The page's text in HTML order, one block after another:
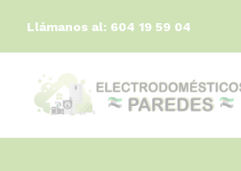
Llámanos al: 604 19 59 04